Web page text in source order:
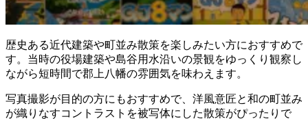
歴史ある近代建築や町並み散策を楽しみたい方におすすめで
す。当時の役場建築や島谷用水沿いの景観をゆっくり観察し
ながら短時間で郡上八幡の雰囲気を味わえます。
写真撮影が目的の方にもおすすめで、洋風意匠と和の町並み
が織りなすコントラストを被写体にした散策がぴったりで